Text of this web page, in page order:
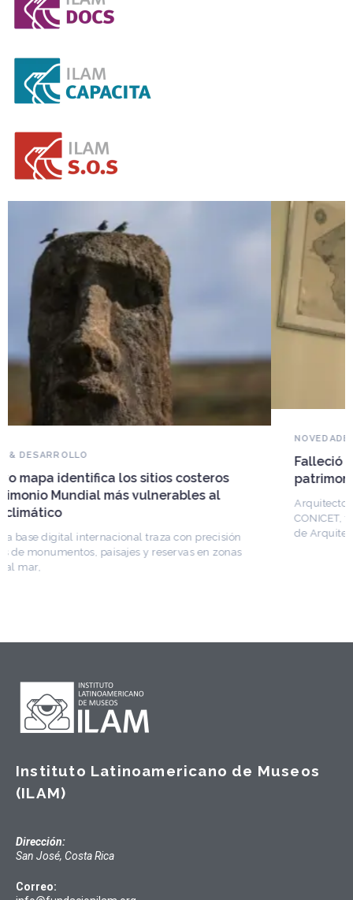
Falleció Ramón Gutiérrez, guardián del
patrimonio iberoamericano
Arquitecto, historiador e Investigador Superior del
CONICET, fundó el CEDODAL e impulsó los Seminarios
de Arquitectura Latinoamericana. Publicó más de
Instituto Latinoamericano de Museos
(ILAM)
Dirección:
San José, Costa Rica
Correo: